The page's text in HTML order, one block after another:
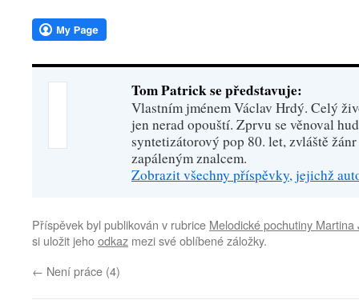
Tom Patrick se představuje:
Vlastním jménem Václav Hrdý. Celý
jen nerad opouští. Zprvu se věnoval
syntetizátorový pop 80. let, zvláště
zapáleným znalcem.
Zobrazit všechny příspěvky, jejichž
Příspěvek byl publikován v rubrice Melodické pochutiny
si uložit jehoodkaz mezi své oblíbené záložky.
← Není práce (4)